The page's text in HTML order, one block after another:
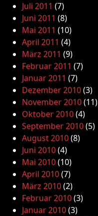
Juli 2011 (7)
Juni 2011 (8)
Mai 2011 (10)
April 2011 (4)
März 2011 (9)
Februar 2011 (7)
Januar 2011 (7)
Dezember 2010(3)
November 2010(11)
Oktober 2010(4)
September 2010(5)
August 2010(8)
Juni 2010(4)
Mai 2010(10)
April 2010(7)
März 2010(2)
Februar 2010(3)
Januar 2010(3)